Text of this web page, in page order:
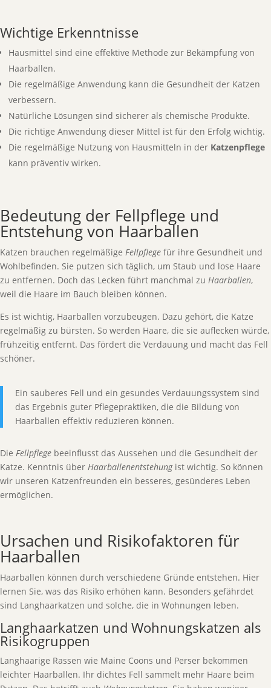
Wichtige Erkenntnisse
Hausmittel sind eine effektive Methode zur Bekämpfung von
Haarballen.
Die regelmäßige Anwendung kann die Gesundheit der Katzen
verbessern.
Natürliche Lösungen sind sicherer als chemische Produkte.
Die richtige Anwendung dieser Mittel ist für den Erfolg wichtig.
Die regelmäßige Nutzung von Hausmitteln in der Katzenpflege
kann präventiv wirken.
Bedeutung der Fellpflege und
Entstehung von Haarballen
Katzen brauchen regelmäßige Fellpflege für ihre Gesundheit und
Wohlbefinden. Sie putzen sich täglich, um Staub und lose Haare
zu entfernen. Doch das Lecken führt manchmal zu Haarballen,
weil die Haare im Bauch bleiben können.
Es ist wichtig, Haarballen vorzubeugen. Dazu gehört, die Katze
regelmäßig zu bürsten. So werden Haare, die sie auflecken würde,
frühzeitig entfernt. Das fördert die Verdauung und macht das Fell
schöner.
Ein sauberes Fell und ein gesundes Verdauungssystem sind
das Ergebnis guter Pflegepraktiken, die die Bildung von
Haarballen effektiv reduzieren können.
Die Fellpflege beeinflusst das Aussehen und die Gesundheit der
Katze. Kenntnis über Haarballenentstehungist wichtig. So können
wir unseren Katzenfreunden ein besseres, gesünderes Leben
ermöglichen.
Ursachen und Risikofaktoren für
Haarballen
Haarballen können durch verschiedene Gründe entstehen. Hier
lernen Sie, was das Risiko erhöhen kann. Besonders gefährdet
sind Langhaarkatzen und solche, die in Wohnungen leben.
Langhaarkatzen und Wohnungskatzen als
Risikogruppen
Langhaarige Rassen wie Maine Coons und Perser bekommen
leichter Haarballen. Ihr dichtes Fell sammelt mehr Haare beim